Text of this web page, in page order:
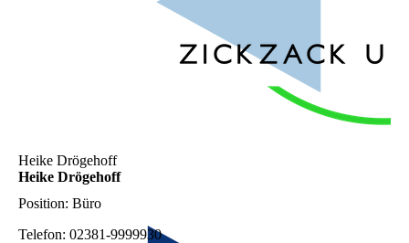
Heike Drögehoff
Heike Drögehoff
Position: Büro
Telefon: 02381-9999930